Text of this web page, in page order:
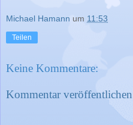
Michael Hamann um 11:53
Teilen
Keine Kommentare:
Kommentar veröffentlichen